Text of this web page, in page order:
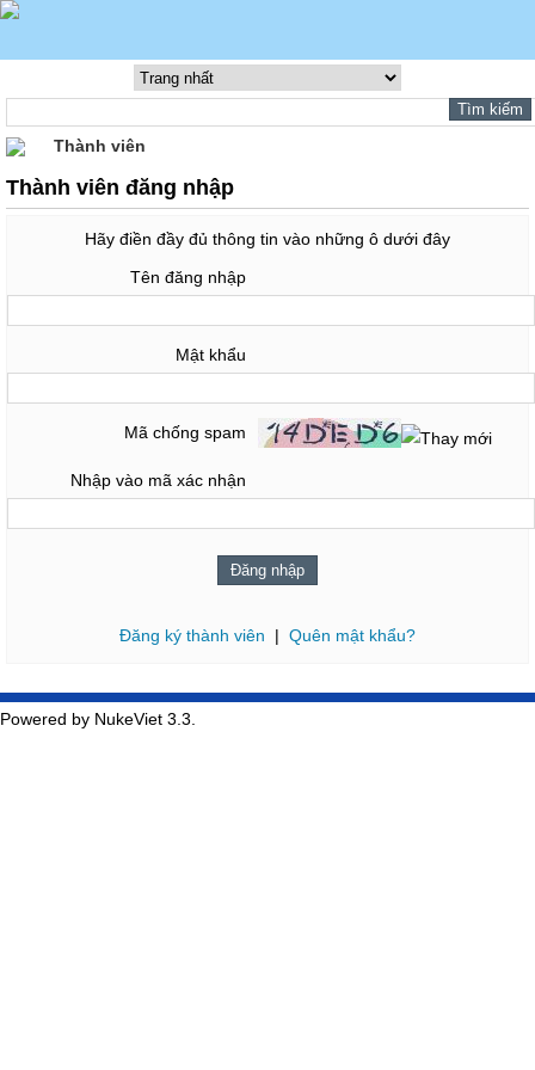
Thành viên
Thành viên đăng nhập
Hãy điền đầy đủ thông tin vào những ô dưới đây
Tên đăng nhập
Mật khẩu
Mã chống spam
Nhập vào mã xác nhận
Đăng ký thành viên | Quên mật khẩu?
Powered by NukeViet 3.3.